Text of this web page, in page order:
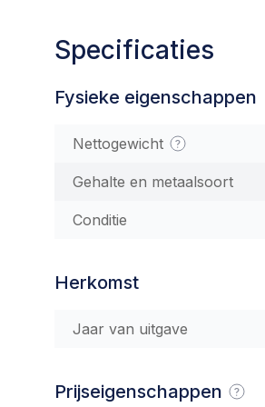
Specificaties
Fysieke eigenschappen
Nettogewicht
Gehalte en metaalsoort
Conditie
Herkomst
Jaar van uitgave
Prijseigenschappen